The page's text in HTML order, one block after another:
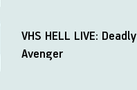
VHS HELL LIVE: Deadly
Avenger